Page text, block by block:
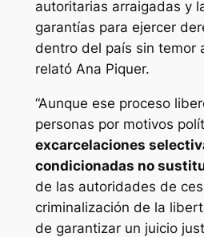
autoritarias arraigadas y
garantías para ejercer
dentro del país sin temor
relató Ana Piquer.
“Aunque ese proceso
personas por motivos
excarcelaciones
condicionadas no
de las autoridades de
criminalización de la
de garantizar un juicio